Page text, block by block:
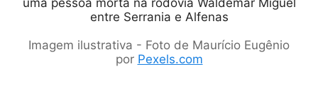
Imagem ilustrativa - Foto de Maurício Eugênio
por Pexels.com